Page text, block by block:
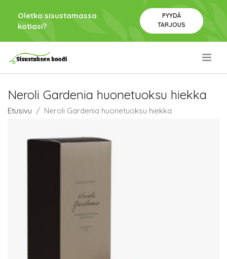
Oletko sisustamassa
kotiasi?
PYYDÄ
TARJOUS
Neroli Gardenia huonetuoksu hiekka
Etusivu Neroli Gardenia huonetuoksu hiekka